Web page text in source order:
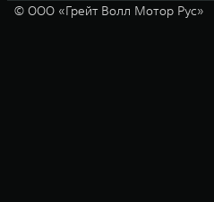
© ООО «Грейт Волл Мотор Рус»